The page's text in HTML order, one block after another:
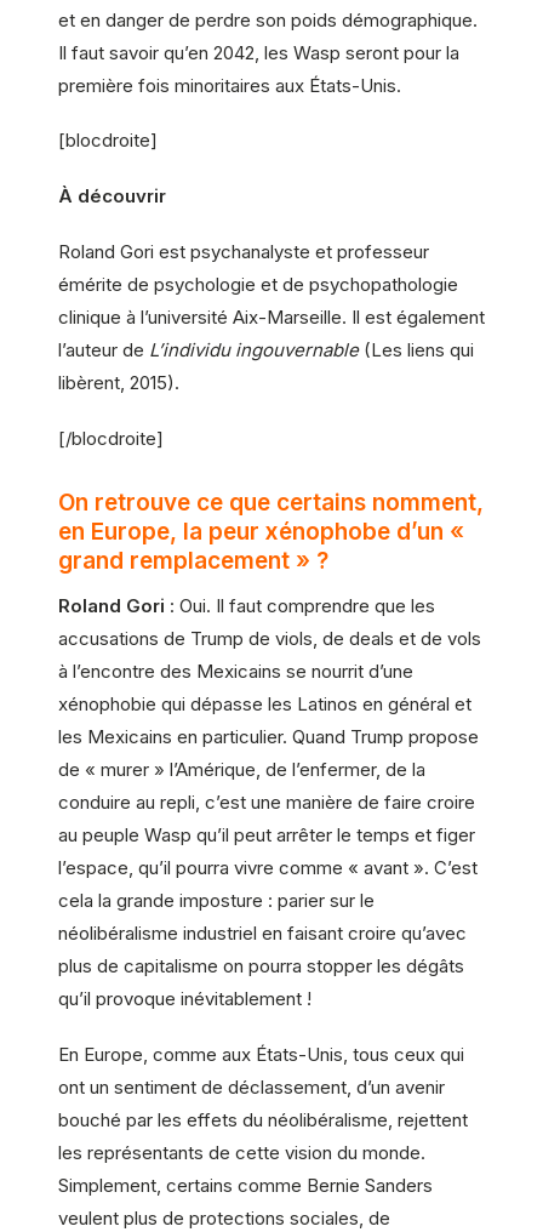
et en danger de perdre son poids démographique.
Il faut savoir qu’en 2042, les Wasp seront pour la
première fois minoritaires aux États-Unis.
[blocdroite]
À découvrir
Roland Gori est psychanalyste et professeur
émérite de psychologie et de psychopathologie
clinique à l’université Aix-Marseille. Il est également
l’auteur de L’individu ingouvernable(Les liens qui
libèrent, 2015).
[/blocdroite]
On retrouve ce que certains nomment,
en Europe, la peur xénophobe d’un «
grand remplacement » ?
Roland Gori : Oui. Il faut comprendre que les
accusations de Trump de viols, de deals et de vols
à l’encontre des Mexicains se nourrit d’une
xénophobie qui dépasse les Latinos en général et
les Mexicains en particulier. Quand Trump propose
de « murer » l’Amérique, de l’enfermer, de la
conduire au repli, c’est une manière de faire croire
au peuple Wasp qu’il peut arrêter le temps et figer
l’espace, qu’il pourra vivre comme « avant ». C’est
cela la grande imposture : parier sur le
néolibéralisme industriel en faisant croire qu’avec
plus de capitalisme on pourra stopper les dégâts
qu’il provoque inévitablement !
En Europe, comme aux États-Unis, tous ceux qui
ont un sentiment de déclassement, d’un avenir
bouché par les effets du néolibéralisme, rejettent
les représentants de cette vision du monde.
Simplement, certains comme Bernie Sanders
veulent plus de protections sociales, de